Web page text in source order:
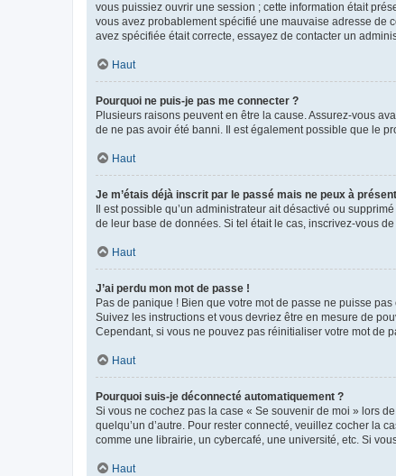
vous puissiez ouvrir une session ; cette information était
vous avez probablement spécifié une mauvaise adresse de
avez spécifiée était correcte, essayez de contacter un
Haut
Pourquoi ne puis-je pas me connecter ?
Plusieurs raisons peuvent en être la cause. Assurez-vous
de ne pas avoir été banni. Il est également possible que le
Haut
Je m’étais déjà inscrit par le passé mais ne peux à
Il est possible qu’un administrateur ait désactivé ou
de leur base de données. Si tel était le cas, inscrivez-vous
Haut
J’ai perdu mon mot de passe !
Pas de panique ! Bien que votre mot de passe ne puisse
Suivez les instructions et vous devriez être en mesure de
Cependant, si vous ne pouvez pas réinitialiser votre mot de
Haut
Pourquoi suis-je déconnecté automatiquement ?
Si vous ne cochez pas la case « Se souvenir de moi » lors
quelqu’un d’autre. Pour rester connecté, veuillez cocher la
comme une librairie, un cybercafé, une université, etc. Si
Haut